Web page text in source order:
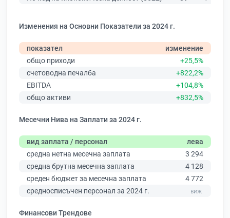
Изменения на Основни Показатели за 2024 г.
показател
изменение
общо приходи
+25,5%
счетоводна печалба
+822,2%
EBITDA
+104,8%
общо активи
+832,5%
Месечни Нива на Заплати за 2024 г.
вид заплата / персонал
лева
средна нетна месечна заплата
3 294
средна брутна месечна заплата
4 128
среден бюджет за месечна заплата
4 772
средносписъчен персонал за 2024 г.
Финансови Трендове